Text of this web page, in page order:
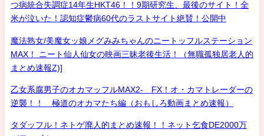
つ病統合失調症14年生HKT46！！9期研究生、最後のサイト！全
米が泣いた！認知症鬱病60代のラストサイト絶賛！公開中
魔法熟女/美魔女ッ娘メグみみちゃんのニートッフルステーション
MAX！ ニート仙人仙女の映画三昧老後生活！（無職孤独居老人的
まとめ速報Z)]
乙女系腐男子のオカマッフルMAX2- FX！オ・カマトレーダーの
逆襲！！ 極道のオカマたち編（おもしろ動画まとめ速報）
タダッフル！ネトゲ廃人的まとめ速報！！ネット乞食DE2000万